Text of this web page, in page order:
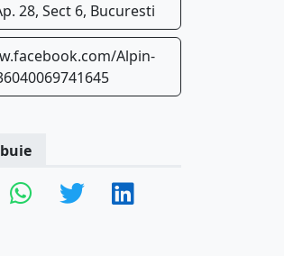
28, Sect 6, Bucuresti
Alpin-